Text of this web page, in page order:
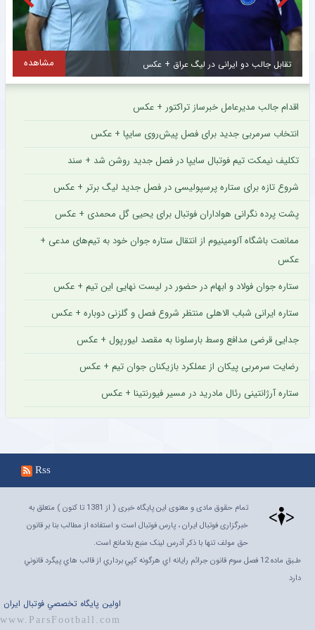
جالب دو ایرانی در لیگ عراق + عکس
اقدام جالب مدیرعامل خبرساز تراکتور + عکس
انتخاب سرمربی جدید برای فصل پیش‌روی سایپا + عکس
تکلیف نیمکت تیم فوتبال سایپا در فصل جدید روشن شد + سند
شروع تازه برای ستاره پرسپولیسی در فصل جدید لیگ برتر + عکس
پشت پرده نگرانی هواداران فوتبال برای یحیی گل محمدی + عکس
ممانعت باشگاه آلومینیوم از انتقال ستاره جوان خود به تیم‌های مدعی +
عکس
ستاره جوان فولاد و ابهام در حضور در لیست نهایی این تیم + عکس
ستاره ایرانی شباب الاهلی منتظر شروع فصل و گلزنی دوباره + عکس
جدایی قرضی مدافع وسط بارسلونا به مقصد لیورپول + عکس
رضایت سرمربی پیکان از عملکرد بازیکنان جوان تیم + عکس
ستاره آرژانتینی رئال مادرید در مسیر فیورنتینا + عکس
Rss
تمام حقوق مادی و معنوی این پایگاه خبری ( از 1381 تا کنون ) متعلق به
خبرگزاری فوتبال ایران ، پارس فوتبال است و استفاده از مطالب بنا بر قانون
حق مولف تنها با ذکر آدرس لینک منبع بلامانع است.
طـبق ماده 12 فصل سوم قانون جرائم رايانه اي هرگونه کپي برداري از قالب هاي پيگرد قانوني
دارد
اولين پايگاه تخصصي فوتبال ايران
www.ParsFootball.com